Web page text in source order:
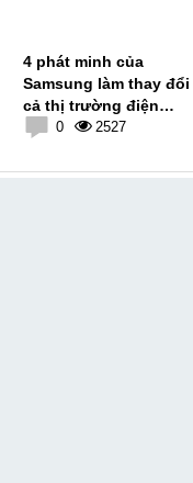
4 phát minh của
Samsung làm thay đổi
cả thị trường điện
thoại di động
0 2527